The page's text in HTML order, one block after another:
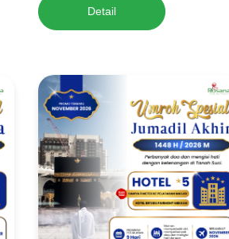
Detail